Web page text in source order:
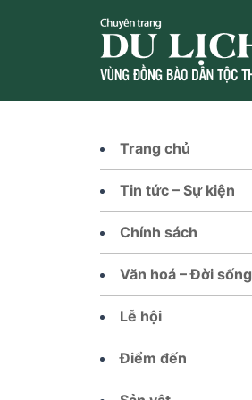
Trang chủ
Tin tức – Sự kiện
Chính sách
Văn hoá – Đời sống
Lễ hội
Điểm đến